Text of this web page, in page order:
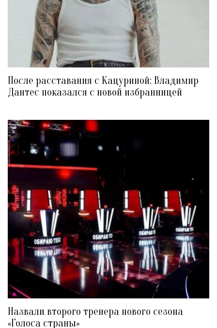
После расставания с Кацуриной: Владимир
Дантес показался с новой избранницей
Назвали второго тренера нового сезона
«Голоса страны»